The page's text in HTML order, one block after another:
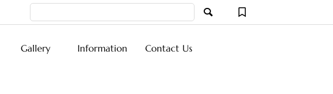
Gallery Information Contact Us